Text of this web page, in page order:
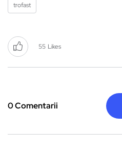
trofast
55 Likes
0 Comentarii